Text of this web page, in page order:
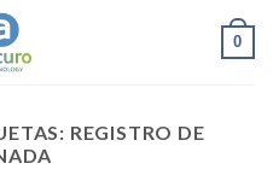
0
REGISTRO DE